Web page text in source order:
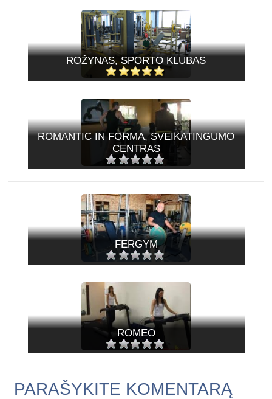
ROŽYNAS, SPORTO KLUBAS
ROMANTIC IN FORMA, SVEIKATINGUMO
CENTRAS
FERGYM
ROMEO
PARAŠYKITE KOMENTARĄ